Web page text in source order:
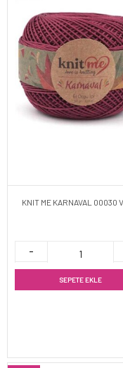
KNIT ME KARNAVAL 00030
SEPETE EKLE